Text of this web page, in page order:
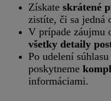
Získate skrátené
zistíte, či sa jedná
V prípade záujmu
všetky detaily
Po udelení
poskytneme
informáciami.